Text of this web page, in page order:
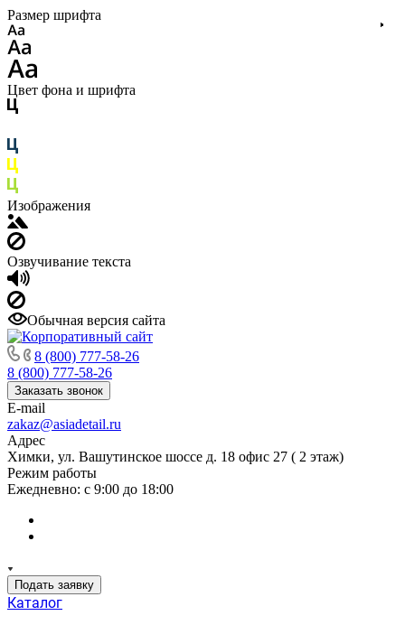
Размер шрифта
Цвет фона и шрифта
Изображения
Озвучивание текста
Обычная версия сайта
8 (800) 777-58-26
8 (800) 777-58-26
Заказать звонок
E-mail
zakaz@asiadetail.ru
Адрес
Химки, ул. Вашутинское шоссе д. 18 офис 27 ( 2 этаж)
Режим работы
Ежедневно: с 9:00 до 18:00
Подать заявку
Каталог